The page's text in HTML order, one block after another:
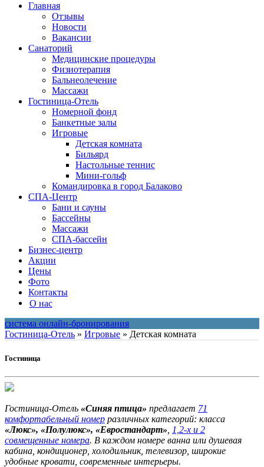
Главная
Отзывы
Новости
Вакансии
Санаторий
Медицинские процедуры
Физиотерапия
Бальнеолечение
Массажи
Гостиница-Отель
Номерной фонд
Банкетные залы
Игровые
Детская комната
Бильярд
Настольные теннис
Мини-гольф
Командировка в город Балаково
СПА-Центр
Бани и сауны
Бассейны
Массажи
СПА-бассейн
Бизнес-центр
Акции
Цены
Фото
Контакты
О нас
система онлайн-бронирования
Гостиница-Отель » Игровые » Детская комната
Гостиница
Гостиница-Отель «Синяя птица» предлагает 71
комфортабельный номер различных категорий: класса
«Люкс», «Полулюкс», «Евростандарт»
1,2-х и 2
совмещенные номера. В каждом номере ванна или душевая
кабина, кондиционер, холодильник, телевизор, широкие
удобные кровати, современные интерьеры.